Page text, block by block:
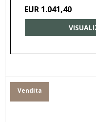
EUR 1.041,40
Vendita